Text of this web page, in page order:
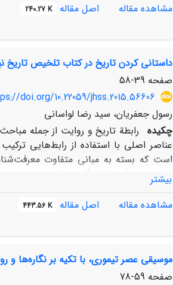
مشاهده مقاله
اصل مقاله 240.27 K
داستانی کردن تاریخ در کتاب تلخیص تاریخ
صفحه 39-58
doi.org/10.22059/jhss.2015.56606
رسول جعفریان، سید رضا لواسانی
چکیده رابطة تاریخ و روایت از جمله
عناصر اصلی با استفاده از رابط‌هایی
است که بسته به مبانی متفاوت
منابعی، فارغ از تاثیر گریزناپذیر
منظور لازم است نقل‌های منابع مختلف با
بیشتر
مشاهده مقاله
اصل مقاله 443.56 K
موسیقی عصر تیموری، با تکیه بر نگاره‌ها و
صفحه 59-78